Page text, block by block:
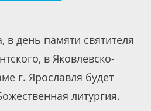
в день памяти святителя
в Яковлевско-
г. Ярославля будет
литургия.